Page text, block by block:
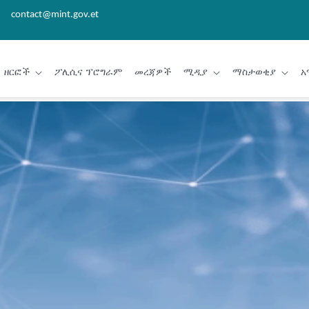
contact@mint.gov.et
ዘርፎች ፖሊሲና ፕሮግራም መረጃዎች ሚዲያ ማስታወቂያ